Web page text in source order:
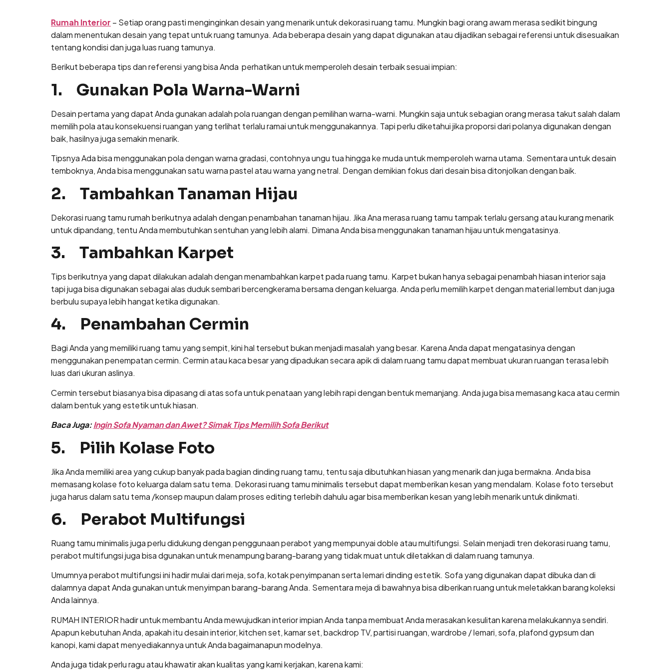
Rumah Interior – Setiap orang pasti menginginkan desain yang menarik untuk dekorasi ruang tamu. Mungkin bagi orang awam merasa sedikit bingung
dalam menentukan desain yang tepat untuk ruang tamunya. Ada beberapa desain yang dapat digunakan atau dijadikan sebagai referensi untuk disesuaikan
tentang kondisi dan juga luas ruang tamunya.
Berikut beberapa tips dan referensi yang bisa Anda perhatikan untuk memperoleh desain terbaik sesuai impian:
1. Gunakan Pola Warna-Warni
Desain pertama yang dapat Anda gunakan adalah pola ruangan dengan pemilihan warna-warni. Mungkin saja untuk sebagian orang merasa takut salah dalam
memilih pola atau konsekuensi ruangan yang terlihat terlalu ramai untuk menggunakannya. Tapi perlu diketahui jika proporsi dari polanya digunakan dengan
baik, hasilnya juga semakin menarik.
Tipsnya Ada bisa menggunakan pola dengan warna gradasi, contohnya ungu tua hingga ke muda untuk memperoleh warna utama. Sementara untuk desain
temboknya, Anda bisa menggunakan satu warna pastel atau warna yang netral. Dengan demikian fokus dari desain bisa ditonjolkan dengan baik.
2. Tambahkan Tanaman Hijau
Dekorasi ruang tamu rumah berikutnya adalah dengan penambahan tanaman hijau. Jika Ana merasa ruang tamu tampak terlalu gersang atau kurang menarik
untuk dipandang, tentu Anda membutuhkan sentuhan yang lebih alami. Dimana Anda bisa menggunakan tanaman hijau untuk mengatasinya.
3. Tambahkan Karpet
Tips berikutnya yang dapat dilakukan adalah dengan menambahkan karpet pada ruang tamu. Karpet bukan hanya sebagai penambah hiasan interior saja
tapi juga bisa digunakan sebagai alas duduk sembari bercengkerama bersama dengan keluarga. Anda perlu memilih karpet dengan material lembut dan juga
berbulu supaya lebih hangat ketika digunakan.
4. Penambahan Cermin
Bagi Anda yang memiliki ruang tamu yang sempit, kini hal tersebut bukan menjadi masalah yang besar. Karena Anda dapat mengatasinya dengan
menggunakan penempatan cermin. Cermin atau kaca besar yang dipadukan secara apik di dalam ruang tamu dapat membuat ukuran ruangan terasa lebih
luas dari ukuran aslinya.
Cermin tersebut biasanya bisa dipasang di atas sofa untuk penataan yang lebih rapi dengan bentuk memanjang. Anda juga bisa memasang kaca atau cermin
dalam bentuk yang estetik untuk hiasan.
Baca Juga:Ingin Sofa Nyaman dan Awet? Simak Tips Memilih Sofa Berikut
5. Pilih Kolase Foto
Jika Anda memiliki area yang cukup banyak pada bagian dinding ruang tamu, tentu saja dibutuhkan hiasan yang menarik dan juga bermakna. Anda bisa
memasang kolase foto keluarga dalam satu tema. Dekorasi ruang tamu minimalis tersebut dapat memberikan kesan yang mendalam. Kolase foto tersebut
juga harus dalam satu tema /konsep maupun dalam proses editing terlebih dahulu agar bisa memberikan kesan yang lebih menarik untuk dinikmati.
6. Perabot Multifungsi
Ruang tamu minimalis juga perlu didukung dengan penggunaan perabot yang mempunyai doble atau multifungsi. Selain menjadi tren dekorasi ruang tamu,
perabot multifungsi juga bisa dgunakan untuk menampung barang-barang yang tidak muat untuk diletakkan di dalam ruang tamunya.
Umumnya perabot multifungsi ini hadir mulai dari meja, sofa, kotak penyimpanan serta lemari dinding estetik. Sofa yang digunakan dapat dibuka dan di
dalamnya dapat Anda gunakan untuk menyimpan barang-barang Anda. Sementara meja di bawahnya bisa diberikan ruang untuk meletakkan barang koleksi
Anda lainnya.
RUMAH INTERIOR hadir untuk membantu Anda mewujudkan interior impian Anda tanpa membuat Anda merasakan kesulitan karena melakukannya sendiri.
Apapun kebutuhan Anda, apakah itu desain interior, kitchen set, kamar set, backdrop TV, partisi ruangan, wardrobe / lemari, sofa, plafond gypsum dan
kanopi, kami dapat menyediakannya untuk Anda bagaimanapun modelnya.
Anda juga tidak perlu ragu atau khawatir akan kualitas yang kami kerjakan, karena kami: